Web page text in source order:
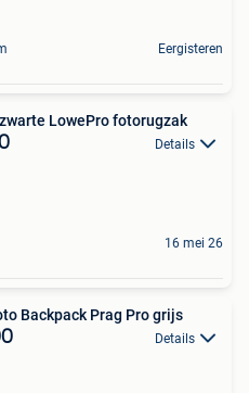
Eergisteren
LowePro fotorugzak
Details
16 mei 26
Backpack Prag Pro grijs
Details